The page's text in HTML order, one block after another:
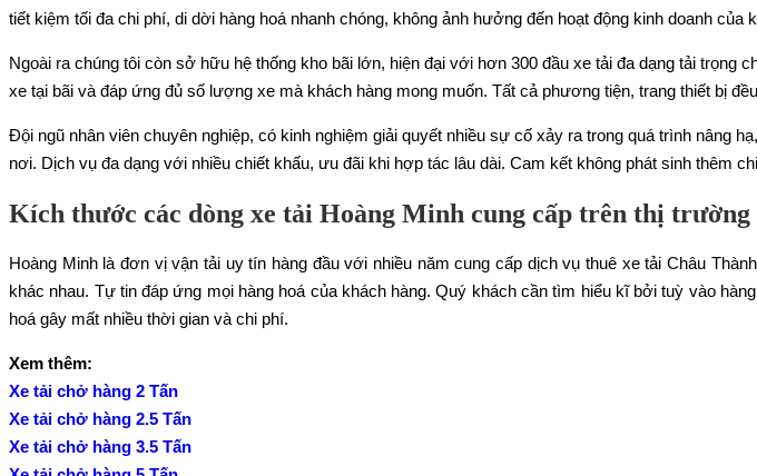
tiết kiệm tối đa chi phí, di dời hàng hoá nhanh chóng, không ảnh hưởng đến hoạt động kinh doanh của
Ngoài ra chúng tôi còn sở hữu hệ thống kho bãi lớn, hiện đại với hơn 300 đầu xe tải đa dạng tải trọng
xe tại bãi và đáp ứng đủ số lượng xe mà khách hàng mong muốn. Tất cả phương tiện, trang thiết bị
Đội ngũ nhân viên chuyên nghiệp, có kinh nghiệm giải quyết nhiều sự cố xảy ra trong quá trình nâng
nơi. Dịch vụ đa dạng với nhiều chiết khấu, ưu đãi khi hợp tác lâu dài. Cam kết không phát sinh thêm
Kích thước các dòng xe tải Hoàng Minh cung cấp trên thị trường
Hoàng Minh là đơn vị vận tải uy tín hàng đầu với nhiều năm cung cấp dịch vụ thuê xe tải Châu
khác nhau. Tự tin đáp ứng mọi hàng hoá của khách hàng. Quý khách cần tìm hiểu kĩ bởi tuỳ vào
hoá gây mất nhiều thời gian và chi phí.
Xem thêm:
Xe tải chở hàng 2 Tấn
Xe tải chở hàng 2.5 Tấn
Xe tải chở hàng 3.5 Tấn